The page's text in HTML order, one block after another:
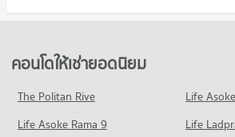
576 โครงการ
คอนโดให้เช่า โรงเรียนเซนต์แอนดรูส์อินเตอร์เนชันแ
มีคอนโดให้เช่า 38,503 ประกาศ
มีคอนโดขาย 13,971 ประกาศ
คอนโด ดองกิ มอลล์ ทองหล่อ
มีคอนโดให้เช่า 49,405 ประกาศ
คอนโดให้เช่า เขตคลองเตย
ขายคอนโด เขตคลองเตย
มีคอนโดขาย 9,087 ประกาศ
คอนโด ถนนพระราม 4
660 โครงการ
คอนโด รพ.คามิลเลียน
คอนโดให้เช่า รพ.คามิลเลียน
มีคอนโดให้เช่า 54,438 ประกาศ
ขายคอนโด รพ.คามิลเลียน
มีคอนโดขาย 19,290 ประกาศ
คอนโดให้เช่ายอดนิยม
The Politan Rive
Life Asoke
Life Asoke Rama 9
Life